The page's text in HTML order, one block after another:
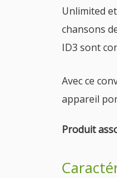
Unlimited
chansons
ID3 sont
Avec ce
appareil
Produit